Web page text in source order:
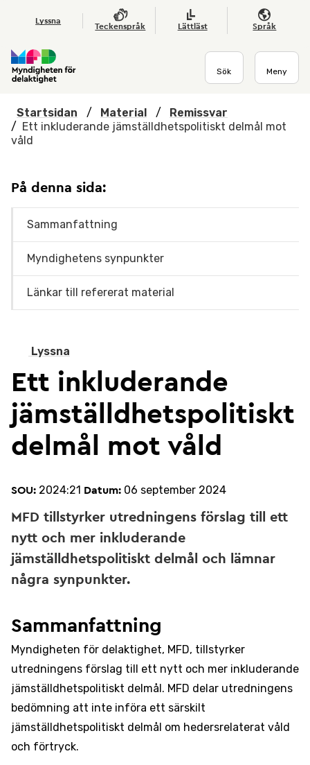
Hoppa till huvudmenyn
Lyssna
Teckenspråk Lättläst Språk
Sök Meny
Startsidan / Material /
Remissvar
/ Ett inkluderande jämställdhetspolitiskt delmål mot
våld
Lyssna
Ett inkluderande
jämställdhetspolitiskt
delmål mot våld
SOU: 2024:21 Datum: 06 september 2024
MFD tillstyrker utredningens förslag till ett
nytt och mer inkluderande
jämställdhetspolitiskt delmål och lämnar
några synpunkter.
Sammanfattning
Myndigheten för delaktighet, MFD, tillstyrker
utredningens förslag till ett nytt och mer inkluderande
jämställdhetspolitiskt delmål. MFD delar utredningens
bedömning att inte införa ett särskilt
jämställdhetspolitiskt delmål om hedersrelaterat våld
och förtryck.
På denna sida:
Sammanfattning
Myndighetens synpunkter
Länkar till refererat material